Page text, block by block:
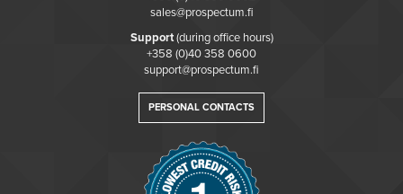
sales@prospectum.fi
Support(during office hours)
+358 (0)40 358 0600
support@prospectum.fi
PERSONAL CONTACTS